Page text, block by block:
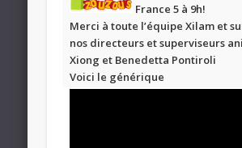
France 5 à 9h!
Merci à toute l’équipe Xilam et
nos directeurs et superviseurs
Xiong et Benedetta Pontiroli
Voici le générique